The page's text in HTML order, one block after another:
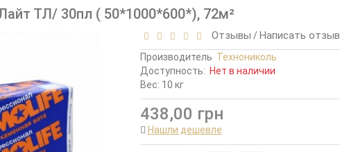
ТЛ/ 30пл ( 50*1000*600*), 72м²
Отзывы / Написать отзыв
Производитель Технониколь
Доступность: Нет в наличии
Вес: 10 кг
438,00 грн
Нашли дешевле